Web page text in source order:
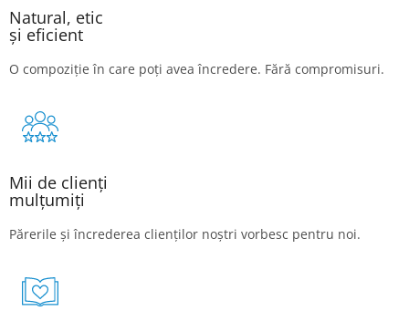
Natural, etic
și eficient
O compoziție în care poți avea încredere. Fără compromisuri.
Mii de clienți
mulțumiți
Părerile și încrederea clienților noștri vorbesc pentru noi.